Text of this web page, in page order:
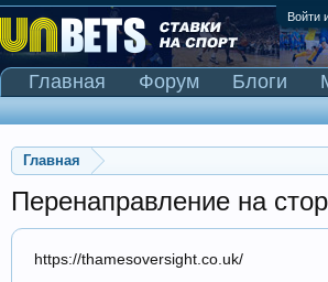
Войти
Главная
Перенаправление на
https://thamesoversight.co.uk/
Главная Форум Блоги
Сканер Pinnacle